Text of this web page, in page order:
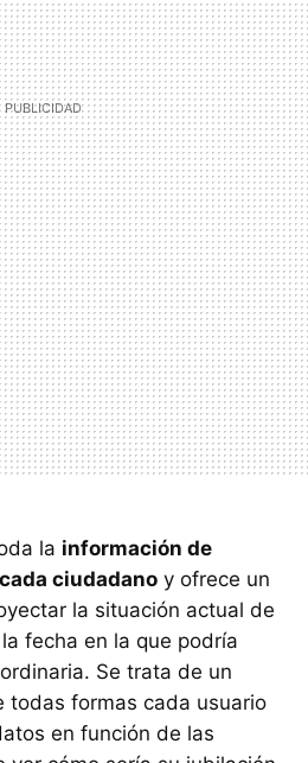
la información de
ciudadano y ofrece un
la situación actual de
fecha en la que podría
Se trata de un
todas formas cada usuario
en función de las